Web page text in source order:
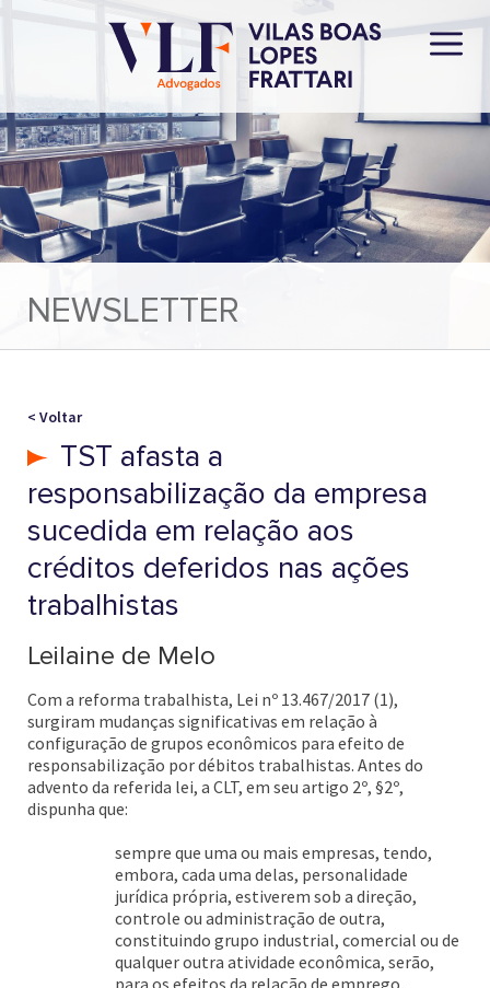
NEWSLETTER
< Voltar
TST afasta a
responsabilização da empresa
sucedida em relação aos
créditos deferidos nas ações
trabalhistas
Leilaine de Melo
Com a reforma trabalhista, Lei nº 13.467/2017 (1),
surgiram mudanças significativas em relação à
configuração de grupos econômicos para efeito de
responsabilização por débitos trabalhistas. Antes do
advento da referida lei, a CLT, em seu artigo 2º, §2º,
dispunha que:
sempre que uma ou mais empresas, tendo,
embora, cada uma delas, personalidade
jurídica própria, estiverem sob a direção,
controle ou administração de outra,
constituindo grupo industrial, comercial ou de
qualquer outra atividade econômica, serão,
para os efeitos da relação de emprego,